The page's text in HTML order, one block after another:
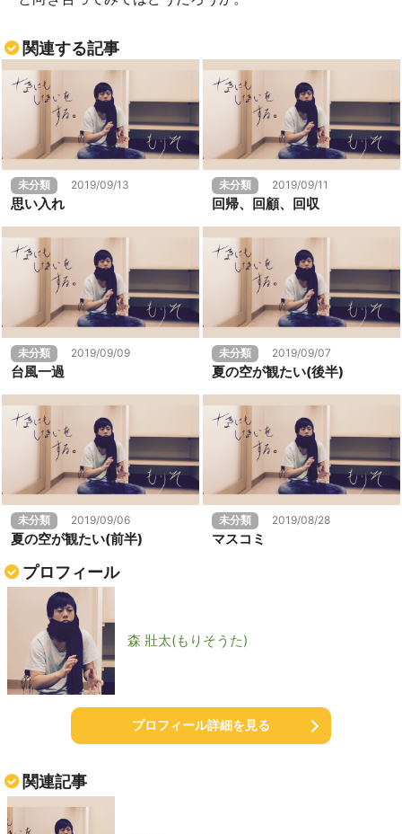
関連する記事
未分類 2019/09/13
思い入れ
未分類 2019/09/11
回帰、回顧、回収
未分類 2019/09/09
台風一過
未分類 2019/09/07
夏の空が観たい(後半)
未分類 2019/09/06
夏の空が観たい(前半)
未分類 2019/08/28
マスコミ
プロフィール
森 壯太(もりそうた)
プロフィール詳細を見る
関連記事